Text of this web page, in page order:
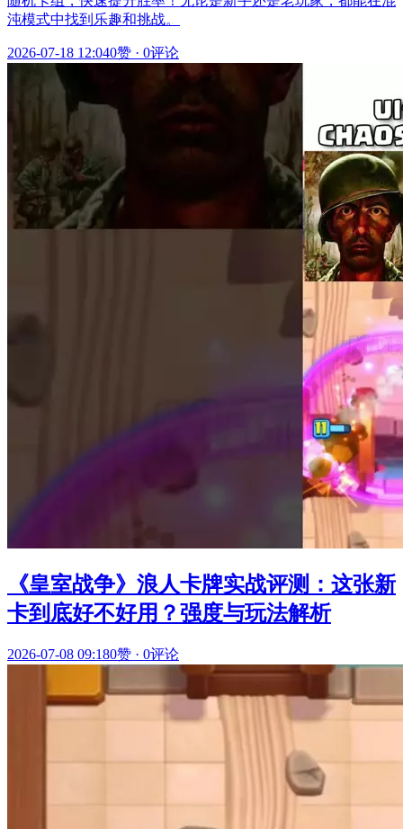
沌模式中找到乐趣和挑战。
2026-07-18 12:040赞 · 0评论
《皇室战争》浪人卡牌实战评测：这张新
卡到底好不好用？强度与玩法解析
2026-07-08 09:180赞 · 0评论